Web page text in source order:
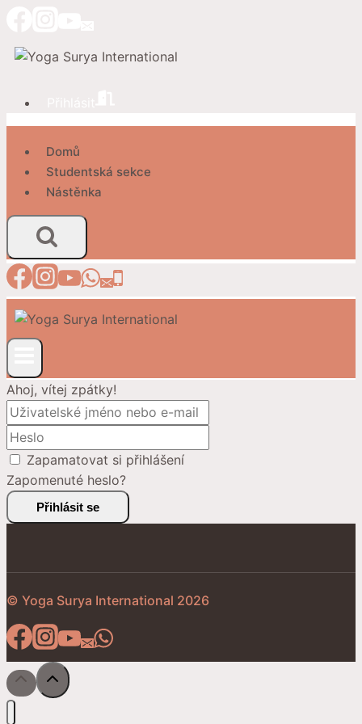
obsah
Domů
Studentská sekce
Nástěnka
Ahoj, vítej zpátky!
Zapamatovat si přihlášení
Zapomenuté heslo?
Přihlásit se
© Yoga Surya International 2026